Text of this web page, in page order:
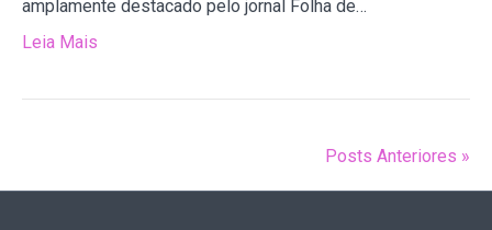
amplamente destacado pelo jornal Folha de…
Leia Mais
Posts Anteriores »